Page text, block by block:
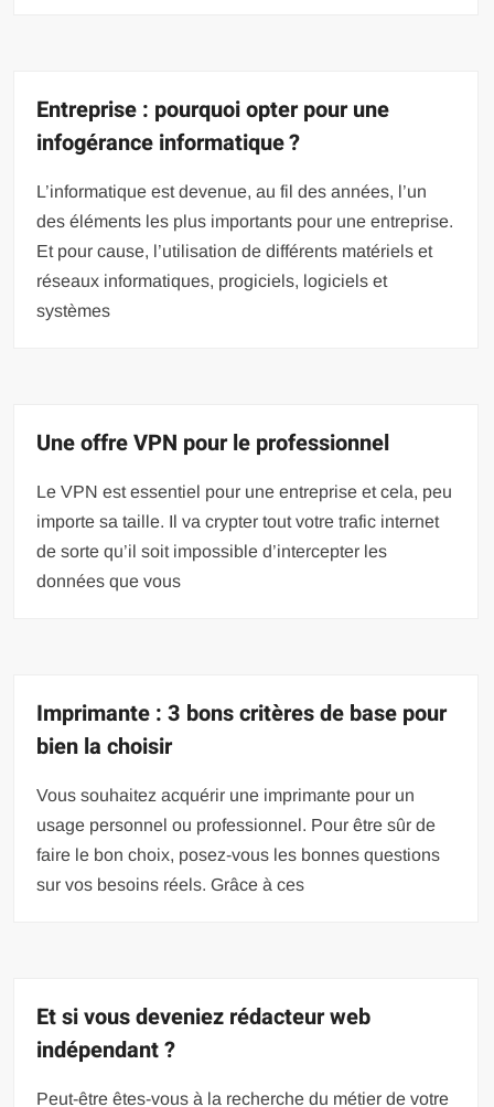
Entreprise : pourquoi opter pour une
infogérance informatique ?
L’informatique est devenue, au fil des années, l’un
des éléments les plus importants pour une entreprise.
Et pour cause, l’utilisation de différents matériels et
réseaux informatiques, progiciels, logiciels et
systèmes
Une offre VPN pour le professionnel
Le VPN est essentiel pour une entreprise et cela, peu
importe sa taille. Il va crypter tout votre trafic internet
de sorte qu’il soit impossible d’intercepter les
données que vous
Imprimante : 3 bons critères de base pour
bien la choisir
Vous souhaitez acquérir une imprimante pour un
usage personnel ou professionnel. Pour être sûr de
faire le bon choix, posez-vous les bonnes questions
sur vos besoins réels. Grâce à ces
Et si vous deveniez rédacteur web
indépendant ?
Peut-être êtes-vous à la recherche du métier de votre